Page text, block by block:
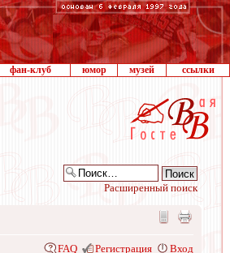
фан-клуб юмор музей ссылки
Расширенный поиск
FAQ Регистрация Вход